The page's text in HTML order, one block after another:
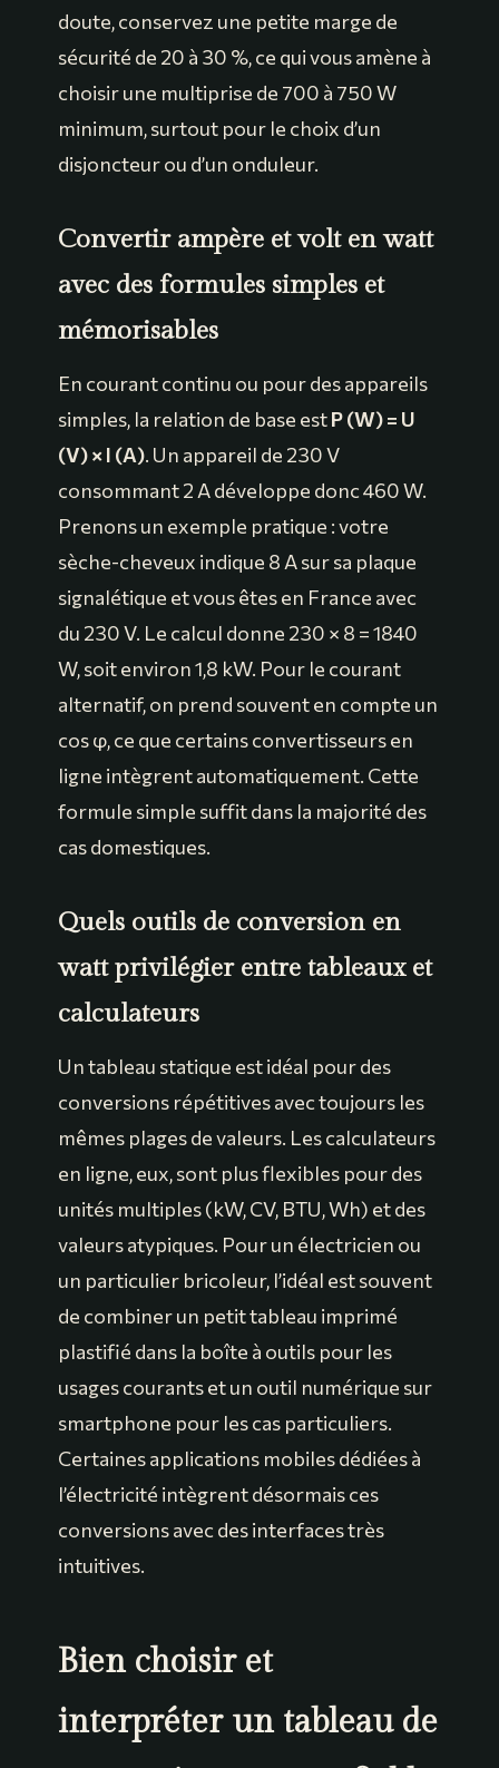
doute, conservez une petite marge de
sécurité de 20 à 30 %, ce qui vous amène à
choisir une multiprise de 700 à 750 W
minimum, surtout pour le choix d’un
disjoncteur ou d’un onduleur.
Convertir ampère et volt en watt
avec des formules simples et
mémorisables
En courant continu ou pour des appareils
simples, la relation de base estP (W) = U
(V) × I (A). Un appareil de 230 V
consommant 2 A développe donc 460 W.
Prenons un exemple pratique : votre
sèche-cheveux indique 8 A sur sa plaque
signalétique et vous êtes en France avec
du 230 V. Le calcul donne 230 × 8 = 1840
W, soit environ 1,8 kW. Pour le courant
alternatif, on prend souvent en compte un
cos φ, ce que certains convertisseurs en
ligne intègrent automatiquement. Cette
formule simple suffit dans la majorité des
cas domestiques.
Quels outils de conversion en
watt privilégier entre tableaux et
calculateurs
Un tableau statique est idéal pour des
conversions répétitives avec toujours les
mêmes plages de valeurs. Les calculateurs
en ligne, eux, sont plus flexibles pour des
unités multiples (kW, CV, BTU, Wh) et des
valeurs atypiques. Pour un électricien ou
un particulier bricoleur, l’idéal est souvent
de combiner un petit tableau imprimé
plastifié dans la boîte à outils pour les
usages courants et un outil numérique sur
smartphone pour les cas particuliers.
Certaines applications mobiles dédiées à
l’électricité intègrent désormais ces
conversions avec des interfaces très
intuitives.
Bien choisir et
interpréter un tableau de